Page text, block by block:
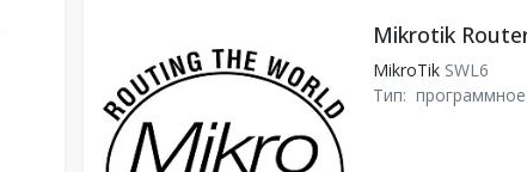
Mikrotik
MikroTikSWL6
Тип: